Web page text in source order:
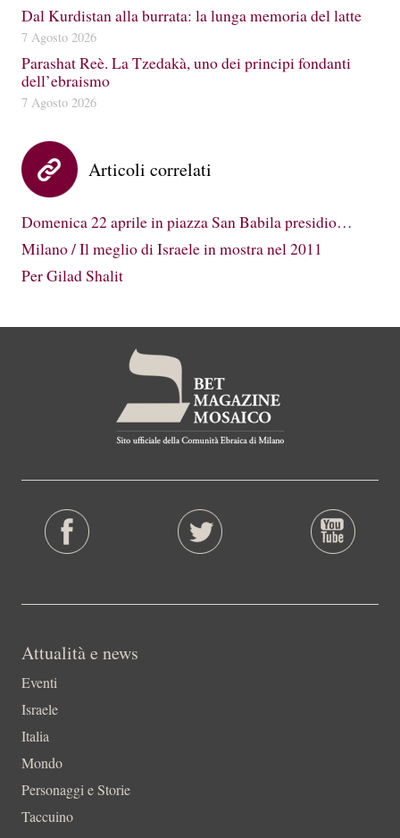
Dal Kurdistan alla burrata: la lunga memoria del latte
7 Agosto 2026
Parashat Reè. La Tzedakà, uno dei principi fondanti
dell’ebraismo
7 Agosto 2026
Articoli correlati
Domenica 22 aprile in piazza San Babila presidio…
Milano / Il meglio di Israele in mostra nel 2011
Per Gilad Shalit
Attualità e news
Eventi
Israele
Italia
Mondo
Personaggi e Storie
Taccuino